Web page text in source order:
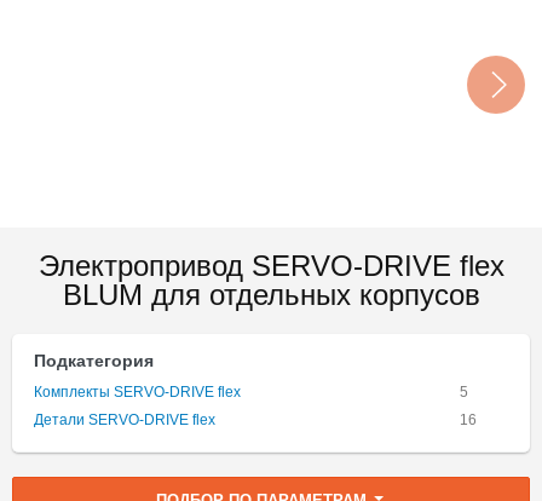
Электропривод SERVO-DRIVE flex
BLUM для отдельных корпусов
Подкатегория
Комплекты SERVO-DRIVE flex
5
Детали SERVO-DRIVE flex
16